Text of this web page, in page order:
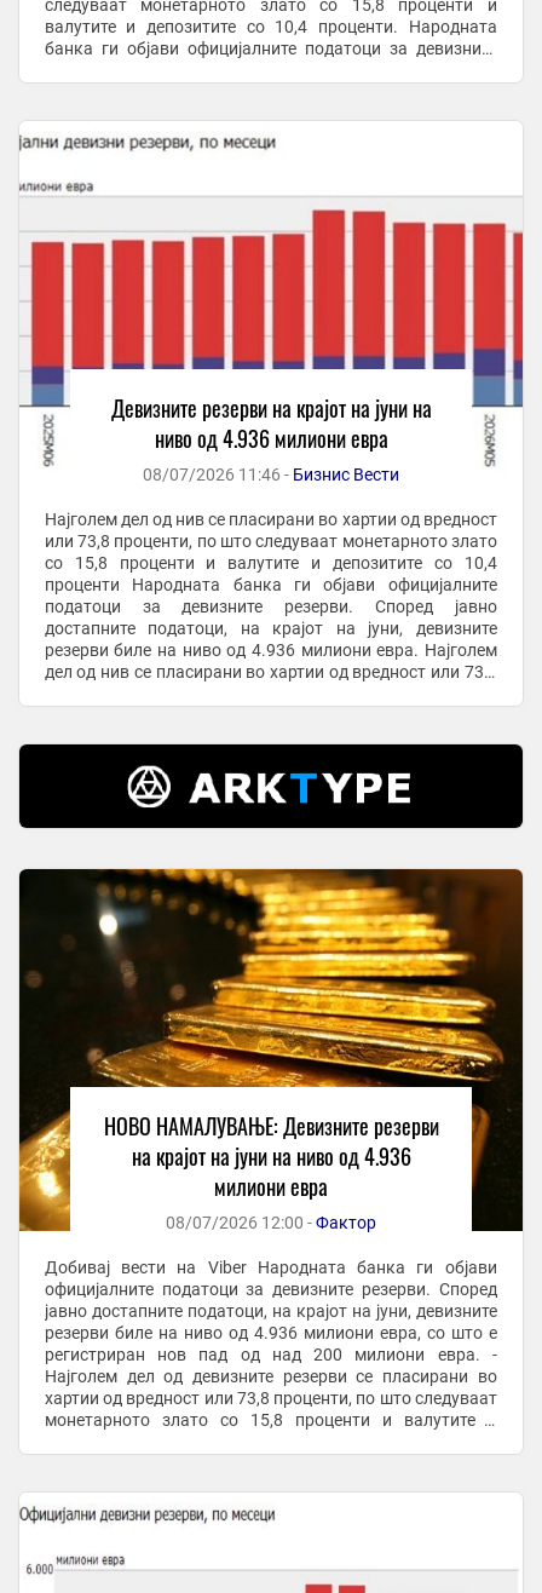
следуваат монетарното злато со 15,8 проценти и
валутите и депозитите со 10,4 проценти. Народната
банка ги објави официјалните податоци за девизните
Девизните резерви на крајот на јуни на
ниво од 4.936 милиони евра
08/07/2026 11:46 - Бизнис Вести
Најголем дел од нив се пласирани во хартии од вредност
или 73,8 проценти, по што следуваат монетарното злато
со 15,8 проценти и валутите и депозитите со 10,4
проценти Народната банка ги објави официјалните
податоци за девизните резерви. Според јавно
достапните податоци, на крајот на јуни, девизните
резерви биле на ниво од 4.936 милиони евра. Најголем
дел од нив се пласирани во хартии од вредност или 73,8
НОВО НАМАЛУВАЊЕ: Девизните резерви
на крајот на јуни на ниво од 4.936
милиони евра
08/07/2026 12:00 -Фактор
Добивај вести на Viber Народната банка ги објави
официјалните податоци за девизните резерви. Според
јавно достапните податоци, на крајот на јуни, девизните
резерви биле на ниво од 4.936 милиони евра, со што е
регистриран нов пад од над 200 милиони евра. -
Најголем дел од девизните резерви се пласирани во
хартии од вредност или 73,8 проценти, по што следуваат
монетарното злато со 15,8 проценти и валутите и